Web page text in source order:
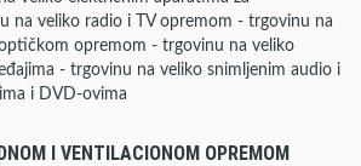
na veliko radio i TV opremom - trgovinu na
opremom - trgovinu na veliko
- trgovinu na veliko snimljenim audio i
i DVD-ovima
I VENTILACIONOM OPREMOM